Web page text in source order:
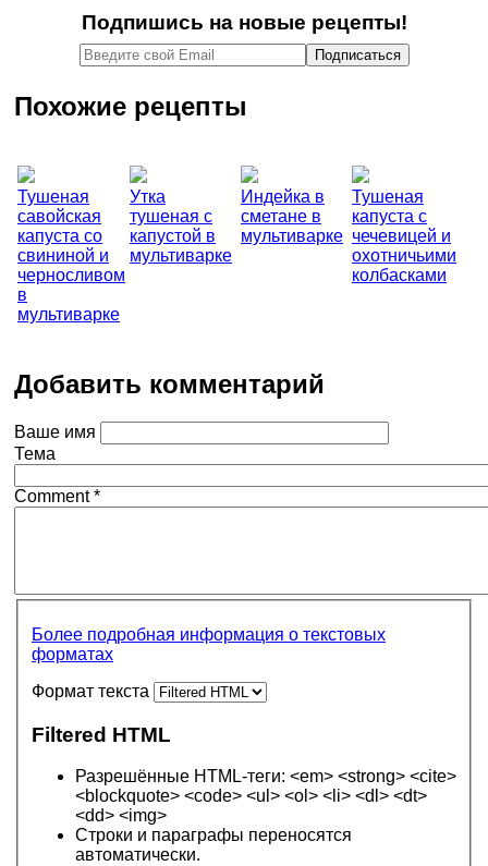
Подпишись на новые рецепты!
Похожие рецепты
Тушеная
савойская
капуста со
свининой и
черносливом
в
мультиварке
Утка
тушеная с
капустой в
мультиварке
Индейка в
сметане в
мультиварке
Тушеная
капуста с
чечевицей и
охотничьими
колбасками
Добавить комментарий
Ваше имя
Тема
Comment*
Более подробная информация о текстовых
форматах
Формат текста
Filtered HTML
Разрешённые HTML-теги: <em> <strong> <cite>
<blockquote> <code> <ul> <ol> <li> <dl> <dt>
<dd> <img>
Строки и параграфы переносятся
автоматически.